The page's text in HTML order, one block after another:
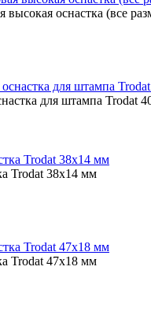
высокая оснастка (все
для штампа Trodat
Trodat 38х14 мм
Trodat 47х18 мм